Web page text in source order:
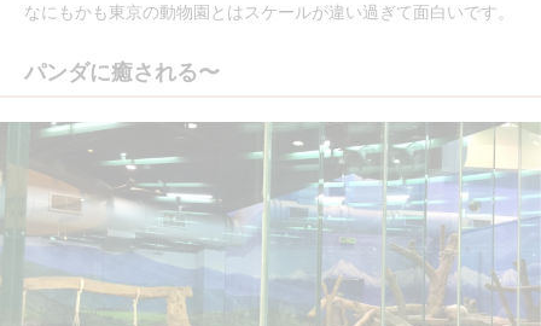
なにもかも東京の動物園とはスケールが違い過ぎて面白いです。
パンダに癒される〜